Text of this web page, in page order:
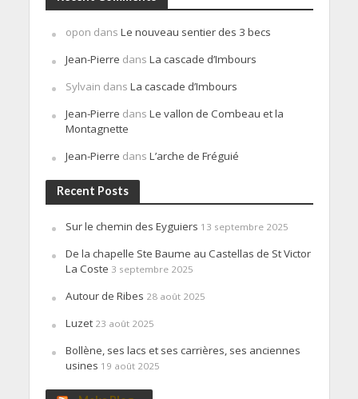
opon dans Le nouveau sentier des 3 becs
Jean-Pierre dans La cascade d’Imbours
Sylvain dans La cascade d’Imbours
Jean-Pierre dans Le vallon de Combeau et la
Montagnette
Jean-Pierre dans L’arche de Fréguié
Recent Posts
Sur le chemin des Eyguiers 13 septembre 2025
De la chapelle Ste Baume au Castellas de St Victor
La Coste 3 septembre 2025
Autour de Ribes 28 août 2025
Luzet 23 août 2025
Bollène, ses lacs et ses carrières, ses anciennes
usines 19 août 2025